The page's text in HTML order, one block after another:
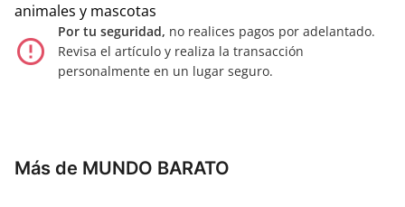
animales y mascotas
error_outline
Por tu seguridad, no realices pagos por adelantado.
Revisa el artículo y realiza la transacción
personalmente en un lugar seguro.
Más de MUNDO BARATO